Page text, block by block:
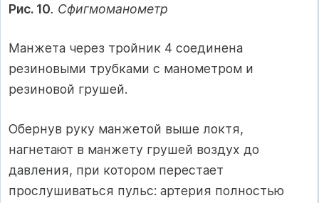
Рис. 10. Сфигмоманометр
Манжета через тройник 4 соединена
резиновыми трубками с манометром и
резиновой грушей.
Обернув руку манжетой выше локтя,
нагнетают в манжету грушей воздух до
давления, при котором перестает
прослушиваться пульс: артерия полностью